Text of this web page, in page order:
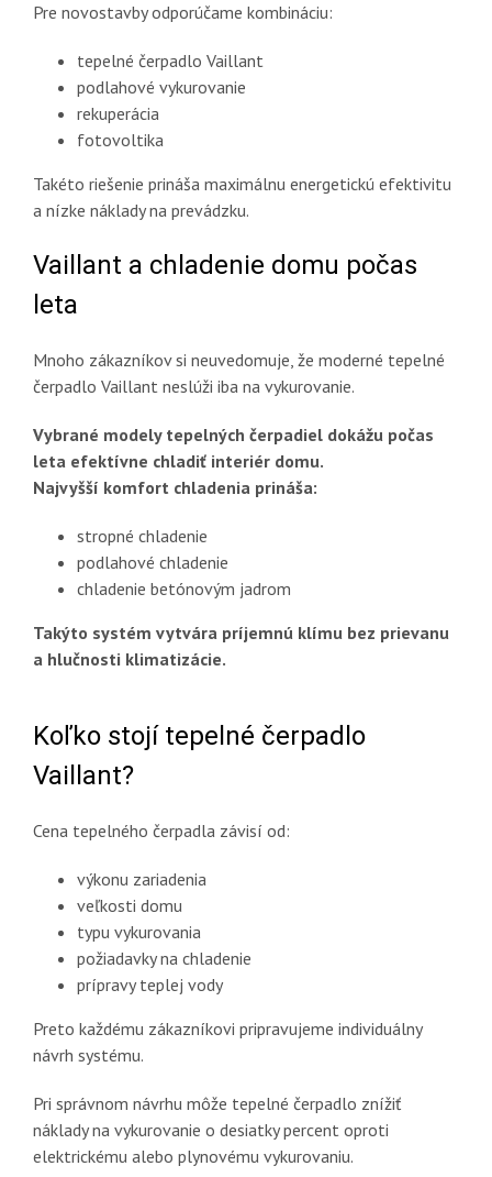
Pre novostavby odporúčame kombináciu:
tepelné čerpadlo Vaillant
podlahové vykurovanie
rekuperácia
fotovoltika
Takéto riešenie prináša maximálnu energetickú efektivitu
a nízke náklady na prevádzku.
Vaillant a chladenie domu počas
leta
Mnoho zákazníkov si neuvedomuje, že moderné tepelné
čerpadlo Vaillant neslúži iba na vykurovanie.
Vybrané modely tepelných čerpadiel dokážu počas
leta efektívne chladiť interiér domu.
Najvyšší komfort chladenia prináša:
stropné chladenie
podlahové chladenie
chladenie betónovým jadrom
Takýto systém vytvára príjemnú klímu bez prievanu
a hlučnosti klimatizácie.
Koľko stojí tepelné čerpadlo
Vaillant?
Cena tepelného čerpadla závisí od:
výkonu zariadenia
veľkosti domu
typu vykurovania
požiadavky na chladenie
prípravy teplej vody
Preto každému zákazníkovi pripravujeme individuálny
návrh systému.
Pri správnom návrhu môže tepelné čerpadlo znížiť
náklady na vykurovanie o desiatky percent oproti
elektrickému alebo plynovému vykurovaniu.